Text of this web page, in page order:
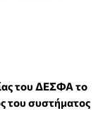
του ΔΕΣΦΑ το
του συστήματος